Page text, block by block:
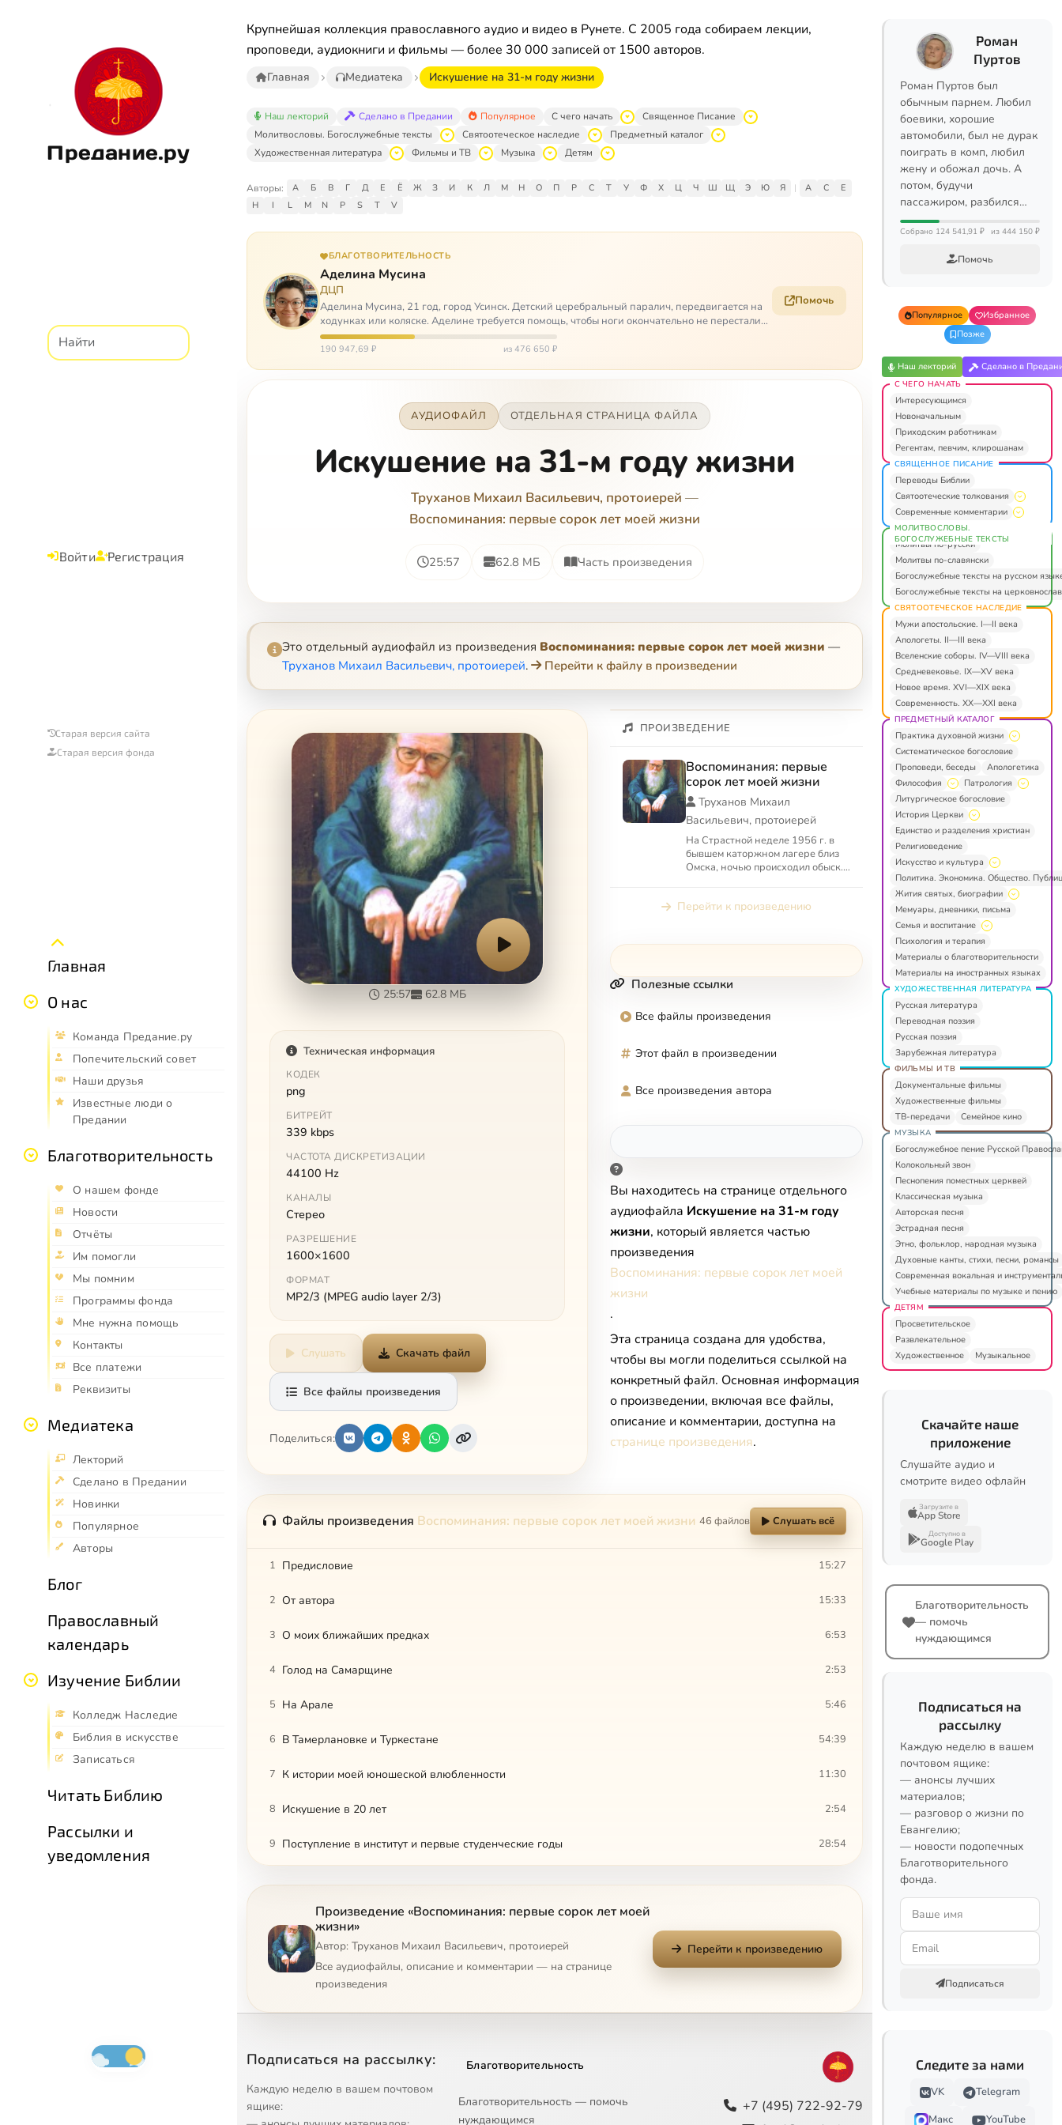
Предание.ру
Войти Регистрация
Старая версия сайта
Старая версия фонда
Главная
О нас
Команда Предание.ру
Попечительский совет
Наши друзья
Известные люди о
Предании
Благотворительность
О нашем фонде
Новости
Отчёты
Им помогли
Мы помним
Программы фонда
Мне нужна помощь
Контакты
Все платежи
Реквизиты
Медиатека
Лекторий
Сделано в Предании
Новинки
Популярное
Авторы
Блог
Православный
календарь
Изучение Библии
Колледж Наследие
Библия в искусстве
Записаться
Читать Библию
Рассылки и
уведомления
Крупнейшая коллекция православного аудио и видео в Рунете. С 2005 года собираем лекции,
проповеди, аудиокниги и фильмы — более 30 000 записей от 1500 авторов.
Главная Медиатека Искушение на 31-м году жизни
Наш лекторий Сделано в Предании Популярное С чего начать
Священное Писание
Молитвословы. Богослужебные тексты
Святоотеческое наследие
Предметный каталог
Художественная литература
Фильмы и ТВ Музыка Детям
Авторы: А Б В Г Д Е Ё Ж З И К Л М Н О П Р С Т У Ф Х Ц Ч Ш Щ Э Ю Я | A C
E
H
I L M N P S T V
БЛАГОТВОРИТЕЛЬНОСТЬ
Аделина Мусина
ДЦП
Аделина Мусина, 21 год, город Усинск. Детский церебральный паралич, передвигается на
ходунках или коляске. Аделине требуется помощь, чтобы ноги окончательно не перестали
слушаться…
190 947,69 ₽ из 476 650 ₽
Помочь
АУДИОФАЙЛ ОТДЕЛЬНАЯ СТРАНИЦА ФАЙЛА
Искушение на 31-м году жизни
Труханов Михаил Васильевич, протоиерей —
Воспоминания: первые сорок лет моей жизни
25:57 62.8 МБ Часть произведения
Это отдельный аудиофайл из произведения Воспоминания: первые сорок лет моей жизни —
Труханов Михаил Васильевич, протоиерей. Перейти к файлу в произведении
25:57 62.8 МБ
Техническая информация
КОДЕК
png
БИТРЕЙТ
339 kbps
ЧАСТОТА ДИСКРЕТИЗАЦИИ
44100 Hz
КАНАЛЫ
Стерео
РАЗРЕШЕНИЕ
1600×1600
ФОРМАТ
MP2/3 (MPEG audio layer 2/3)
Слушать Скачать файл
Все файлы произведения
Поделиться:
ПРОИЗВЕДЕНИЕ
Воспоминания: первые
сорок лет моей жизни
Труханов Михаил
Васильевич, протоиерей
На Страстной неделе 1956 г. в
бывшем каторжном лагере близ
Омска, ночью происходил обыск.
Заве...
Перейти к произведению
Полезные ссылки
Все файлы произведения
Этот файл в произведении
Все произведения автора
Вы находитесь на странице отдельного
аудиофайла Искушение на 31-м году
жизни, который является частью
произведения
Воспоминания: первые сорок лет моей
жизни
.
Эта страница создана для удобства,
чтобы вы могли поделиться ссылкой на
конкретный файл. Основная информация
о произведении, включая все файлы,
описание и комментарии, доступна на
странице произведения.
Файлы произведения Воспоминания: первые сорок лет моей жизни 46 файлов Слушать всё
1 Предисловие 15:27
2 От автора 15:33
3 О моих ближайших предках 6:53
4 Голод на Самарщине 2:53
5 На Арале 5:46
6 В Тамерлановке и Туркестане 54:39
7 К истории моей юношеской влюбленности 11:30
8 Искушение в 20 лет 2:54
9 Поступление в институт и первые студенческие годы 28:54
Предпасхальный пост в камере 212
12 Человек поистине свободен тогда, когда живет праведно. живет по-Божьи 22:38
На 123 лагпункте Унжлага
14 Хлеб наш насущный даждь нам днесь 7:33
14:50
16 В бригаде могильщиков 17:07
17 37:59
Произведение «Воспоминания: первые сорок лет моей
жизни»
Автор: Труханов Михаил Васильевич, протоиерей
Все аудиофайлы, описание и комментарии — на странице
произведения
Перейти к произведению
Подписаться на рассылку:
Каждую неделю в вашем почтовом
ящике:
Благотворительность
Благотворительность — помочь
нуждающимся
+7 (495) 722-92-79
Роман
Пуртов
Роман Пуртов был
обычным парнем. Любил
боевики, хорошие
автомобили, был не дурак
поиграть в комп, любил
жену и обожал дочь. А
потом, будучи
пассажиром, разбился…
Собрано 124 541,91 ₽ из 444 150 ₽
Помочь
Популярное
Избранное
Позже
Наш лекторий Сделано в
С ЧЕГО НАЧАТЬ
Интересующимся
Новоначальным
Приходским работникам
Регентам, певчим, клирошанам
СВЯЩЕННОЕ ПИСАНИЕ
Переводы Библии
Святоотеческие толкования
Современные комментарии
МОЛИТВОСЛОВЫ.
БОГОСЛУЖЕБНЫЕ ТЕКСТЫ
Молитвы по-русски
Молитвы по-славянски
Богослужебные тексты на русском
Богослужебные тексты на
СВЯТООТЕЧЕСКОЕ НАСЛЕДИЕ
Мужи апостольские. I—II века
Апологеты. II—III века
Вселенские соборы. IV—VIII века
Средневековье. IX—XV века
Новое время. XVI—XIX века
Современность. XX—XXI века
ПРЕДМЕТНЫЙ КАТАЛОГ
Практика духовной жизни
Систематическое богословие
Проповеди, беседы
Апологетика
Философия
Патрология
Литургическое богословие
История Церкви
Единство и разделения христиан
Религиоведение
Искусство и культура
Политика. Экономика. Общество.
Жития святых, биографии
Мемуары, дневники, письма
Семья и воспитание
Психология и терапия
Материалы о благотворительности
Материалы на иностранных языках
ХУДОЖЕСТВЕННАЯ ЛИТЕРАТУРА
Русская литература
Переводная поэзия
Русская поэзия
Зарубежная литература
ФИЛЬМЫ И ТВ
Документальные фильмы
Художественные фильмы
ТВ-передачи
Семейное кино
МУЗЫКА
Богослужебное пение Русской
Колокольный звон
Песнопения поместных церквей
Классическая музыка
Авторская песня
Эстрадная песня
Этно, фольклор, народная музыка
Духовные канты, стихи, песни, романсы
Современная вокальная и
Учебные материалы по музыке и пению
ДЕТЯМ
Просветительское
Развлекательное
Художественное
Музыкальное
Скачайте наше
приложение
Слушайте аудио и
смотрите видео офлайн
Загрузите в
App Store
Доступно в
Google Play
Благотворительность
— помочь
нуждающимся
Подписаться на
рассылку
Каждую неделю в вашем
почтовом ящике:
— анонсы лучших
материалов;
— разговор о жизни по
Евангелию;
— новости подопечных
Благотворительного
фонда.
Подписаться
Следите за нами
VK
Telegram
Макс
YouTube